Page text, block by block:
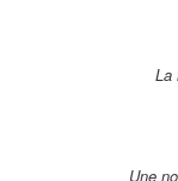
La
Une